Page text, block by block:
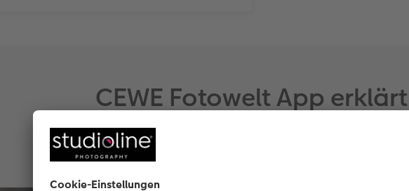
CEWE Fotowelt App erklärt
So einfach geht die mobile Gestaltung in